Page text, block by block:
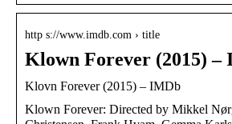
http s://www.imdb.com › title
Klown Forever (2015) –
Klovn Forever (2015) – IMDb
Klown Forever: Directed by Mikkel